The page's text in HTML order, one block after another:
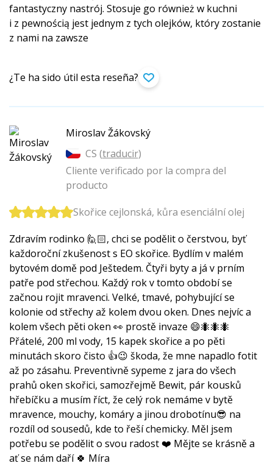
fantastyczny nastrój. Stosuje go również w kuchni
i z pewnością jest jednym z tych olejków, który zostanie
z nami na zawsze
¿Te ha sido útil esta reseña?
Miroslav Žákovský
CS (traducir)
Cliente verificado por la compra del
producto
Skořice cejlonská, kůra esenciální olej
Zdravím rodinko 🙋🏻, chci se podělit o čerstvou, byť
každoroční zkušenost s EO skořice. Bydlím v malém
bytovém domě pod Ještedem. Čtyři byty a já v prním
patře pod střechou. Každý rok v tomto období se
začnou rojit mravenci. Velké, tmavé, pohybující se
kolonie od střechy až kolem dvou oken. Dnes nejvíc a
kolem všech pěti oken 👀 prostě invaze 😄🐜🐜🐜
Přátelé, 200 ml vody, 15 kapek skořice a po pěti
minutách skoro čisto 👍😉 škoda, že mne napadlo fotit
až po zásahu. Preventivně sypeme z jara do všech
prahů oken skořici, samozřejmě Bewit, pár kousků
hřebíčku a musím říct, že celý rok nemáme v bytě
mravence, mouchy, komáry a jinou drobotínu😎 na
rozdíl od sousedů, kde to řeší chemicky. Měl jsem
potřebu se podělit o svou radost ❤️ Mějte se krásně a
ať se nám daří 🍀 Míra